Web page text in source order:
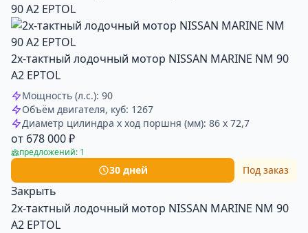
2х-тактный лодочный мотор NISSAN MARINE NM 90
A2 EPTOL
Мощность (л.с.): 90
Объём двигателя, куб: 1267
Диаметр цилиндра x ход поршня (мм): 86 x 72,7
от 678 000 ₽
предложений: 1
30 дней Под заказ
Закрыть
2х-тактный лодочный мотор NISSAN MARINE NM 90
A2 EPTOL